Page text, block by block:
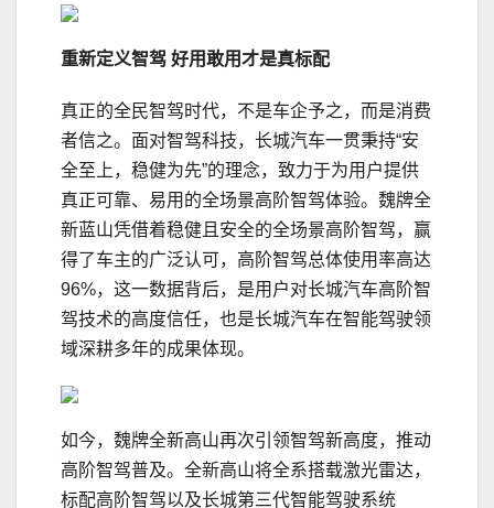
重新定义智驾 好用敢用才是真标配
真正的全民智驾时代，不是车企予之，而是消费
者信之。面对智驾科技，长城汽车一贯秉持“安
全至上，稳健为先”的理念，致力于为用户提供
真正可靠、易用的全场景高阶智驾体验。魏牌全
新蓝山凭借着稳健且安全的全场景高阶智驾，赢
得了车主的广泛认可，高阶智驾总体使用率高达
96%，这一数据背后，是用户对长城汽车高阶智
驾技术的高度信任，也是长城汽车在智能驾驶领
域深耕多年的成果体现。
如今，魏牌全新高山再次引领智驾新高度，推动
高阶智驾普及。全新高山将全系搭载激光雷达，
标配高阶智驾以及长城第三代智能驾驶系统